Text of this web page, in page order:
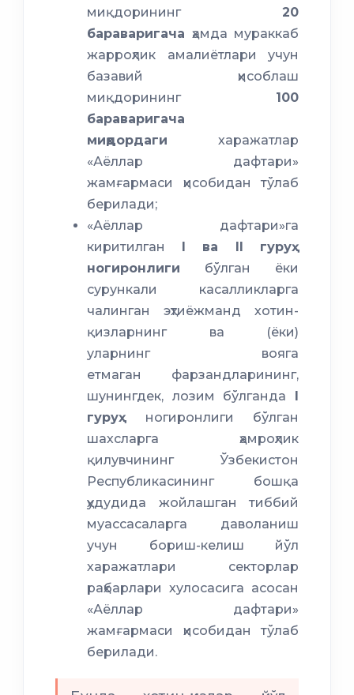
миқдорининг 20
бараваригача ҳамда мураккаб
жарроҳлик амалиётлари учун
базавий ҳисоблаш
миқдорининг 100
бараваригача
миқдордаги харажатлар
«Аёллар дафтари»
жамғармаси ҳисобидан тўлаб
берилади;
«Аёллар дафтари»га
киритилган
I ва II гуруҳ
ногиронлиги бўлган ёки
сурункали касалликларга
чалинган эҳтиёжманд хотин-
қизларнинг ва (ёки)
уларнинг вояга
етмаган фарзандларининг,
шунингдек, лозим бўлганда
гуруҳногиронлиги бўлган
шахсларга ҳамроҳлик
қилувчининг Ўзбекистон
Республикасининг бошқа
ҳудудида жойлашган тиббий
муассасаларга даволаниш
учун бориш-келиш йўл
харажатлари секторлар
раҳбарлари хулосасига асосан
«Аёллар дафтари»
жамғармаси ҳисобидан тўлаб
берилади.